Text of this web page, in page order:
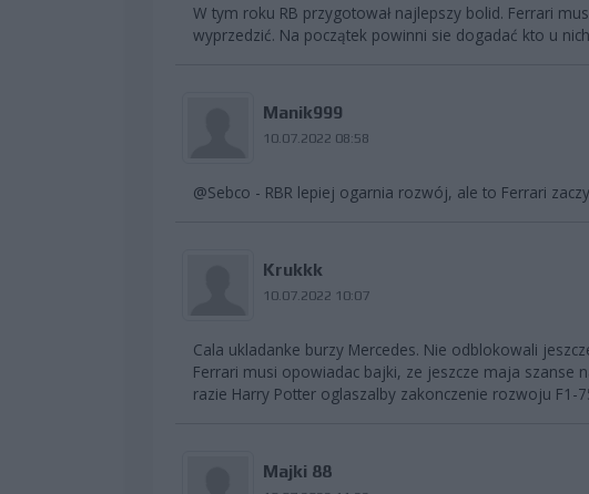
W tym roku RB przygotował najlepszy bolid. Ferrari
wyprzedzić. Na początek powinni sie dogadać kto u
Manik999
10.07.2022 08:58
@Sebco - RBR lepiej ogarnia rozwój, ale to Ferrari
Krukkk
10.07.2022 10:07
Cala ukladanke burzy Mercedes. Nie odblokowali
Ferrari musi opowiadac bajki, ze jeszcze maja szanse
razie Harry Potter oglaszalby zakonczenie rozwoju F1-
Majki 88